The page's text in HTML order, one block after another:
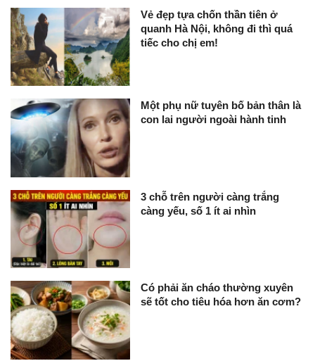
Vẻ đẹp tựa chốn thần tiên ở
quanh Hà Nội, không đi thì quá
tiếc cho chị em!
Một phụ nữ tuyên bố bản thân là
con lai người ngoài hành tinh
3 chỗ trên người càng trắng
càng yếu, số 1 ít ai nhìn
Có phải ăn cháo thường xuyên
sẽ tốt cho tiêu hóa hơn ăn cơm?